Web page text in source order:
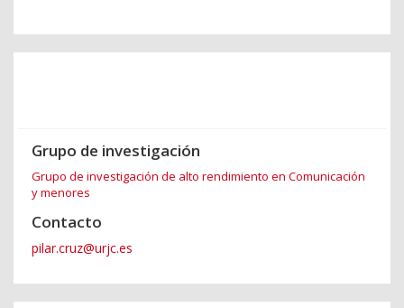
Grupo de investigación
Grupo de investigación de alto rendimiento en Comunicación
y menores
Contacto
pilar.cruz@urjc.es